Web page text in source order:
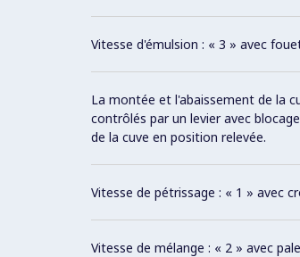
Vitesse d'émulsion : « 3 » avec
La montée et l'abaissement de la
contrôlés par un levier avec
de la cuve en position relevée.
Vitesse de pétrissage : « 1 » avec
Vitesse de mélange : « 2 » avec